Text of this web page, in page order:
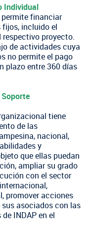
Registro
Oficina
Trabaje
Crédito
Ver
Sello
Mercado
Arica y
Tarapacá
Noticias
Videos
Contacto
Individual
permite financiar
incluido el
proyecto.
de actividades cuya
no permite el pago
plazo entre 360 días
tiene
de las
nacional,
y
que ellas puedan
ampliar su grado
con el sector
promover acciones
asociados con las
INDAP en el